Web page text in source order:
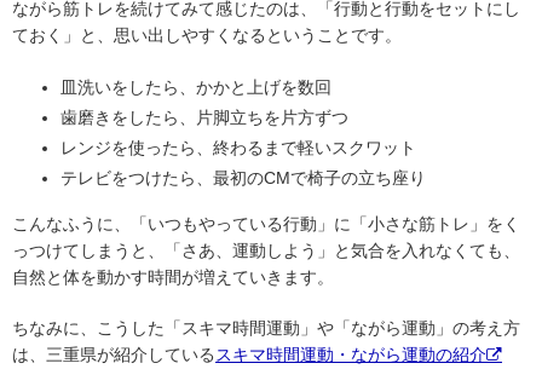
ながら筋トレを続けてみて感じたのは、「行動と行動をセットにし
ておく」と、思い出しやすくなるということです。
皿洗いをしたら、かかと上げを数回
歯磨きをしたら、片脚立ちを片方ずつ
レンジを使ったら、終わるまで軽いスクワット
テレビをつけたら、最初のCMで椅子の立ち座り
こんなふうに、「いつもやっている行動」に「小さな筋トレ」をく
っつけてしまうと、「さあ、運動しよう」と気合を入れなくても、
自然と体を動かす時間が増えていきます。
ちなみに、こうした「スキマ時間運動」や「ながら運動」の考え方
は、三重県が紹介している スキマ時間運動・ながら運動の紹介